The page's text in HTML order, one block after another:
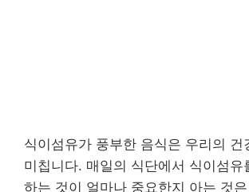
식이섬유가 풍부한 음식은 우리의 건
미칩니다. 매일의 식단에서 식이섬유
하는 것이 얼마나 중요한지 아는 것